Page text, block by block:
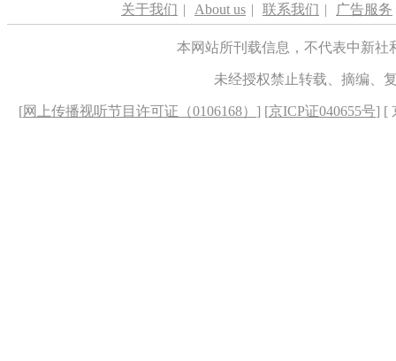
关于我们 | About us | 联系我们 | 广告服务
本网站所刊载信息，不代表中新
未经授权禁止转载、摘编、
[网上传播视听节目许可证（0106168） ] [京ICP证040655号] [